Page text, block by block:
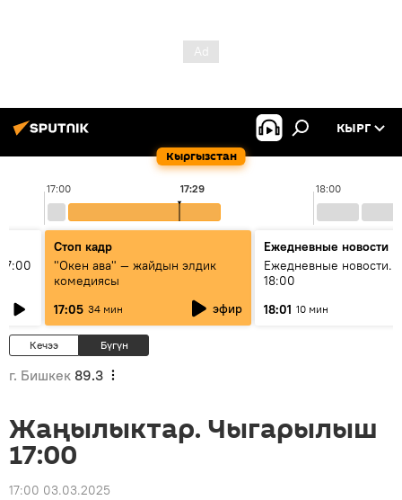
Кыргызстан
КЫРГ
17:00 18:00
17:29
Стоп кадр
"Окен ава" — жайдын элдик
комедиясы
17:05 34 мин эфир
Ежедневные новости
Ежедневные новости.
18:00
18:01 10 мин
Кечээ Бүгүн
г. Бишкек 89.3
Жаңылыктар. Чыгарылыш
17:00
17:00 03.03.2025